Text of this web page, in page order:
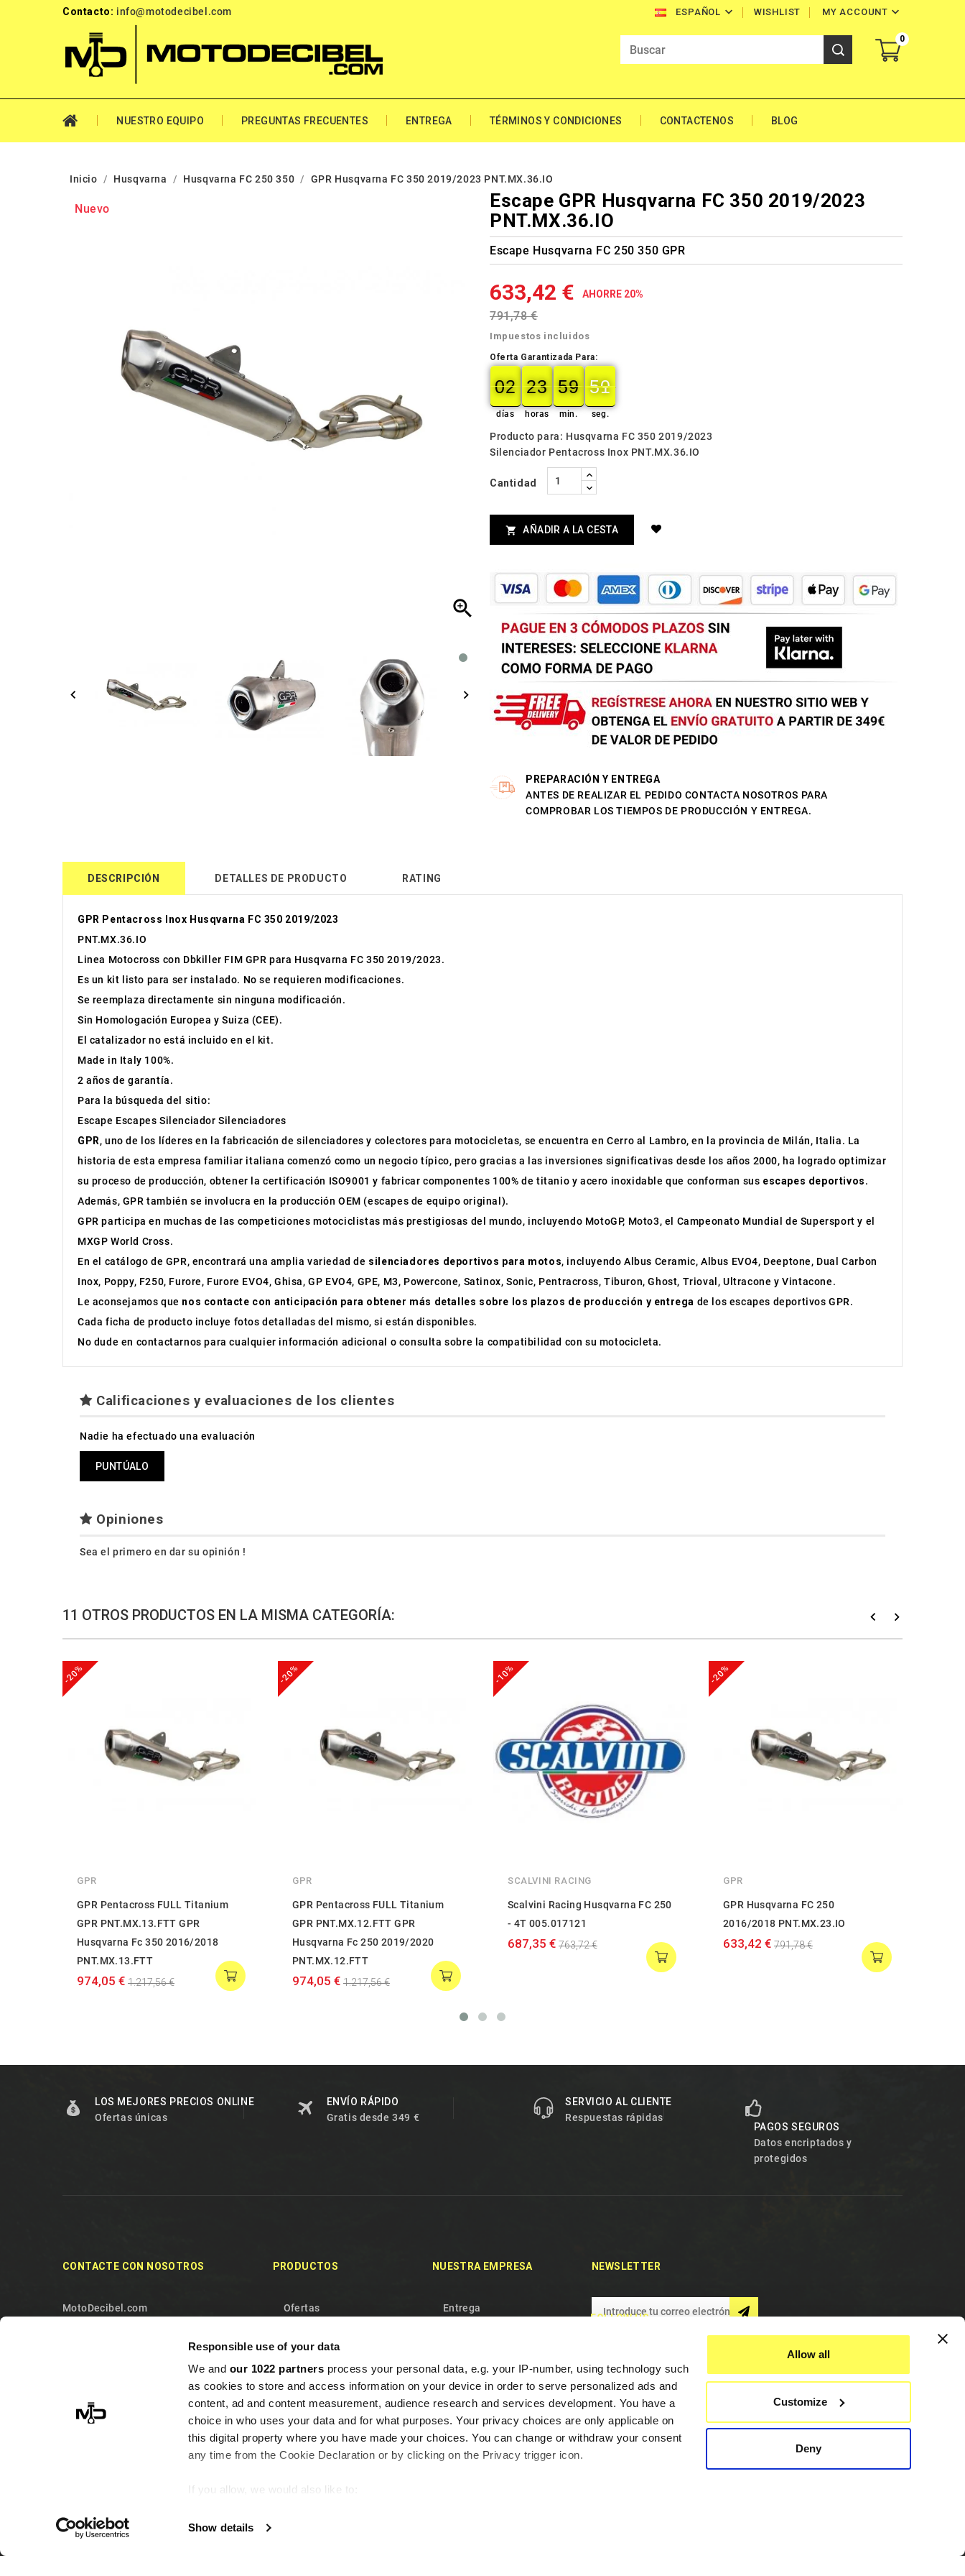
Responsible use of your data
We and our 1022 partners process your personal data, e.g. your IP-number, using technology such
as cookies to store and access information on your device in order to serve personalized ads and
content, ad and content measurement, audience research and services development. You have a
choice in who uses your data and for what purposes. Your privacy choices are only applicable on
this digital property where you have made your choices. You can change or withdraw your consent
any time from the Cookie Declaration or by clicking on the Privacy trigger icon.
If you allow, we would also like to:
meters
Show details
Allow all
Customize
Deny
Contacto: info@motodecibel.com ESPAÑOL  MY ACCOUNT 
WISHLIST
0
NUESTRO EQUIPO PREGUNTAS FRECUENTES ENTREGA TÉRMINOS Y CONDICIONES CONTACTENOS BLOG
Inicio Husqvarna Husqvarna FC 250 350 GPR Husqvarna FC 350 2019/2023 PNT.MX.36.IO
Nuevo

Escape GPR Husqvarna FC 350 2019/2023
PNT.MX.36.IO
Escape Husqvarna FC 250 350 GPR
633,42 € AHORRE 20%
791,78 €
Impuestos incluidos
Oferta Garantizada Para:
02
02
00
días
23
23
00
horas
59
59
00
min.
49
49
50
seg.
Producto para: Husqvarna FC 350 2019/2023
Silenciador Pentacross Inox PNT.MX.36.IO
Cantidad
 AÑADIR A LA CESTA
PREPARACIÓN Y ENTREGA
ANTES DE REALIZAR EL PEDIDO CONTACTA NOSOTROS PARA
COMPROBAR LOS TIEMPOS DE PRODUCCIÓN Y ENTREGA.
DESCRIPCIÓN DETALLES DE PRODUCTO RATING
GPR Pentacross Inox Husqvarna FC 350 2019/2023
PNT.MX.36.IO
Linea Motocross con Dbkiller FIM GPR para Husqvarna FC 350 2019/2023.
Es un kit listo para ser instalado. No se requieren modificaciones.
Se reemplaza directamente sin ninguna modificación.
Sin Homologación Europea y Suiza (CEE).
El catalizador no está incluido en el kit.
Made in Italy 100%.
2 años de garantía.
Para la búsqueda del sitio:
Escape Escapes Silenciador Silenciadores
GPR, uno de los líderes en la fabricación de silenciadores y colectores para motocicletas, se encuentra en Cerro al Lambro, en la provincia de Milán, Italia. La
historia de esta empresa familiar italiana comenzó como un negocio típico, pero gracias a las inversiones significativas desde los años 2000, ha logrado optimizar
su proceso de producción, obtener la certificación ISO9001 y fabricar componentes 100% de titanio y acero inoxidable que conforman sus escapes deportivos.
Además, GPR también se involucra en la producción OEM (escapes de equipo original).
GPR participa en muchas de las competiciones motociclistas más prestigiosas del mundo, incluyendo MotoGP, Moto3, el Campeonato Mundial de Supersport y el
MXGP World Cross.
En el catálogo de GPR, encontrará una amplia variedad de silenciadores deportivos para motos, incluyendo Albus Ceramic, Albus EVO4, Deeptone, Dual Carbon
Inox, Poppy, F250, Furore, Furore EVO4, Ghisa, GP EVO4, GPE, M3, Powercone, Satinox, Sonic, Pentracross, Tiburon, Ghost, Trioval, Ultracone y Vintacone.
Le aconsejamos que nos contacte con anticipación para obtener más detalles sobre los plazos de producción y entrega de los escapes deportivos GPR.
Cada ficha de producto incluye fotos detalladas del mismo, si están disponibles.
No dude en contactarnos para cualquier información adicional o consulta sobre la compatibilidad con su motocicleta.
Calificaciones y evaluaciones de los clientes
Nadie ha efectuado una evaluación
PUNTÚALO
Opiniones
Sea el primero en dar su opinión !
11 OTROS PRODUCTOS EN LA MISMA CATEGORÍA:
-20%
GPR
GPR Pentacross FULL Titanium
GPR PNT.MX.13.FTT GPR
Husqvarna Fc 350 2016/2018
PNT.MX.13.FTT
974,05 € 1.217,56 €
-20%
GPR
GPR Pentacross FULL Titanium
GPR PNT.MX.12.FTT GPR
Husqvarna Fc 250 2019/2020
PNT.MX.12.FTT
974,05 € 1.217,56 €
-10%
SCALVINI RACING
Scalvini Racing Husqvarna FC 250
- 4T 005.017121
687,35 € 763,72 €
-20%
GPR
GPR Husqvarna FC 250
2016/2018 PNT.MX.23.IO
633,42 € 791,78 €
LOS MEJORES PRECIOS ONLINE
Ofertas únicas
ENVÍO RÁPIDO
Gratis desde 349 €
SERVICIO AL CLIENTE
Respuestas rápidas
PAGOS SEGUROS
Datos encriptados y
protegidos
CONTACTE CON NOSOTROS
MotoDecibel.com
Torino
+393513946375 (Whatsapp)
PRODUCTOS
Ofertas
Los más vendidos
Contacte con nosotros
NUESTRA EMPRESA
Entrega
Nuestro Equipo
Garantía y desistimiento
Preguntas frecuentes
Programa de fidelidad
NEWSLETTER
FOLLOW US
Asistencia